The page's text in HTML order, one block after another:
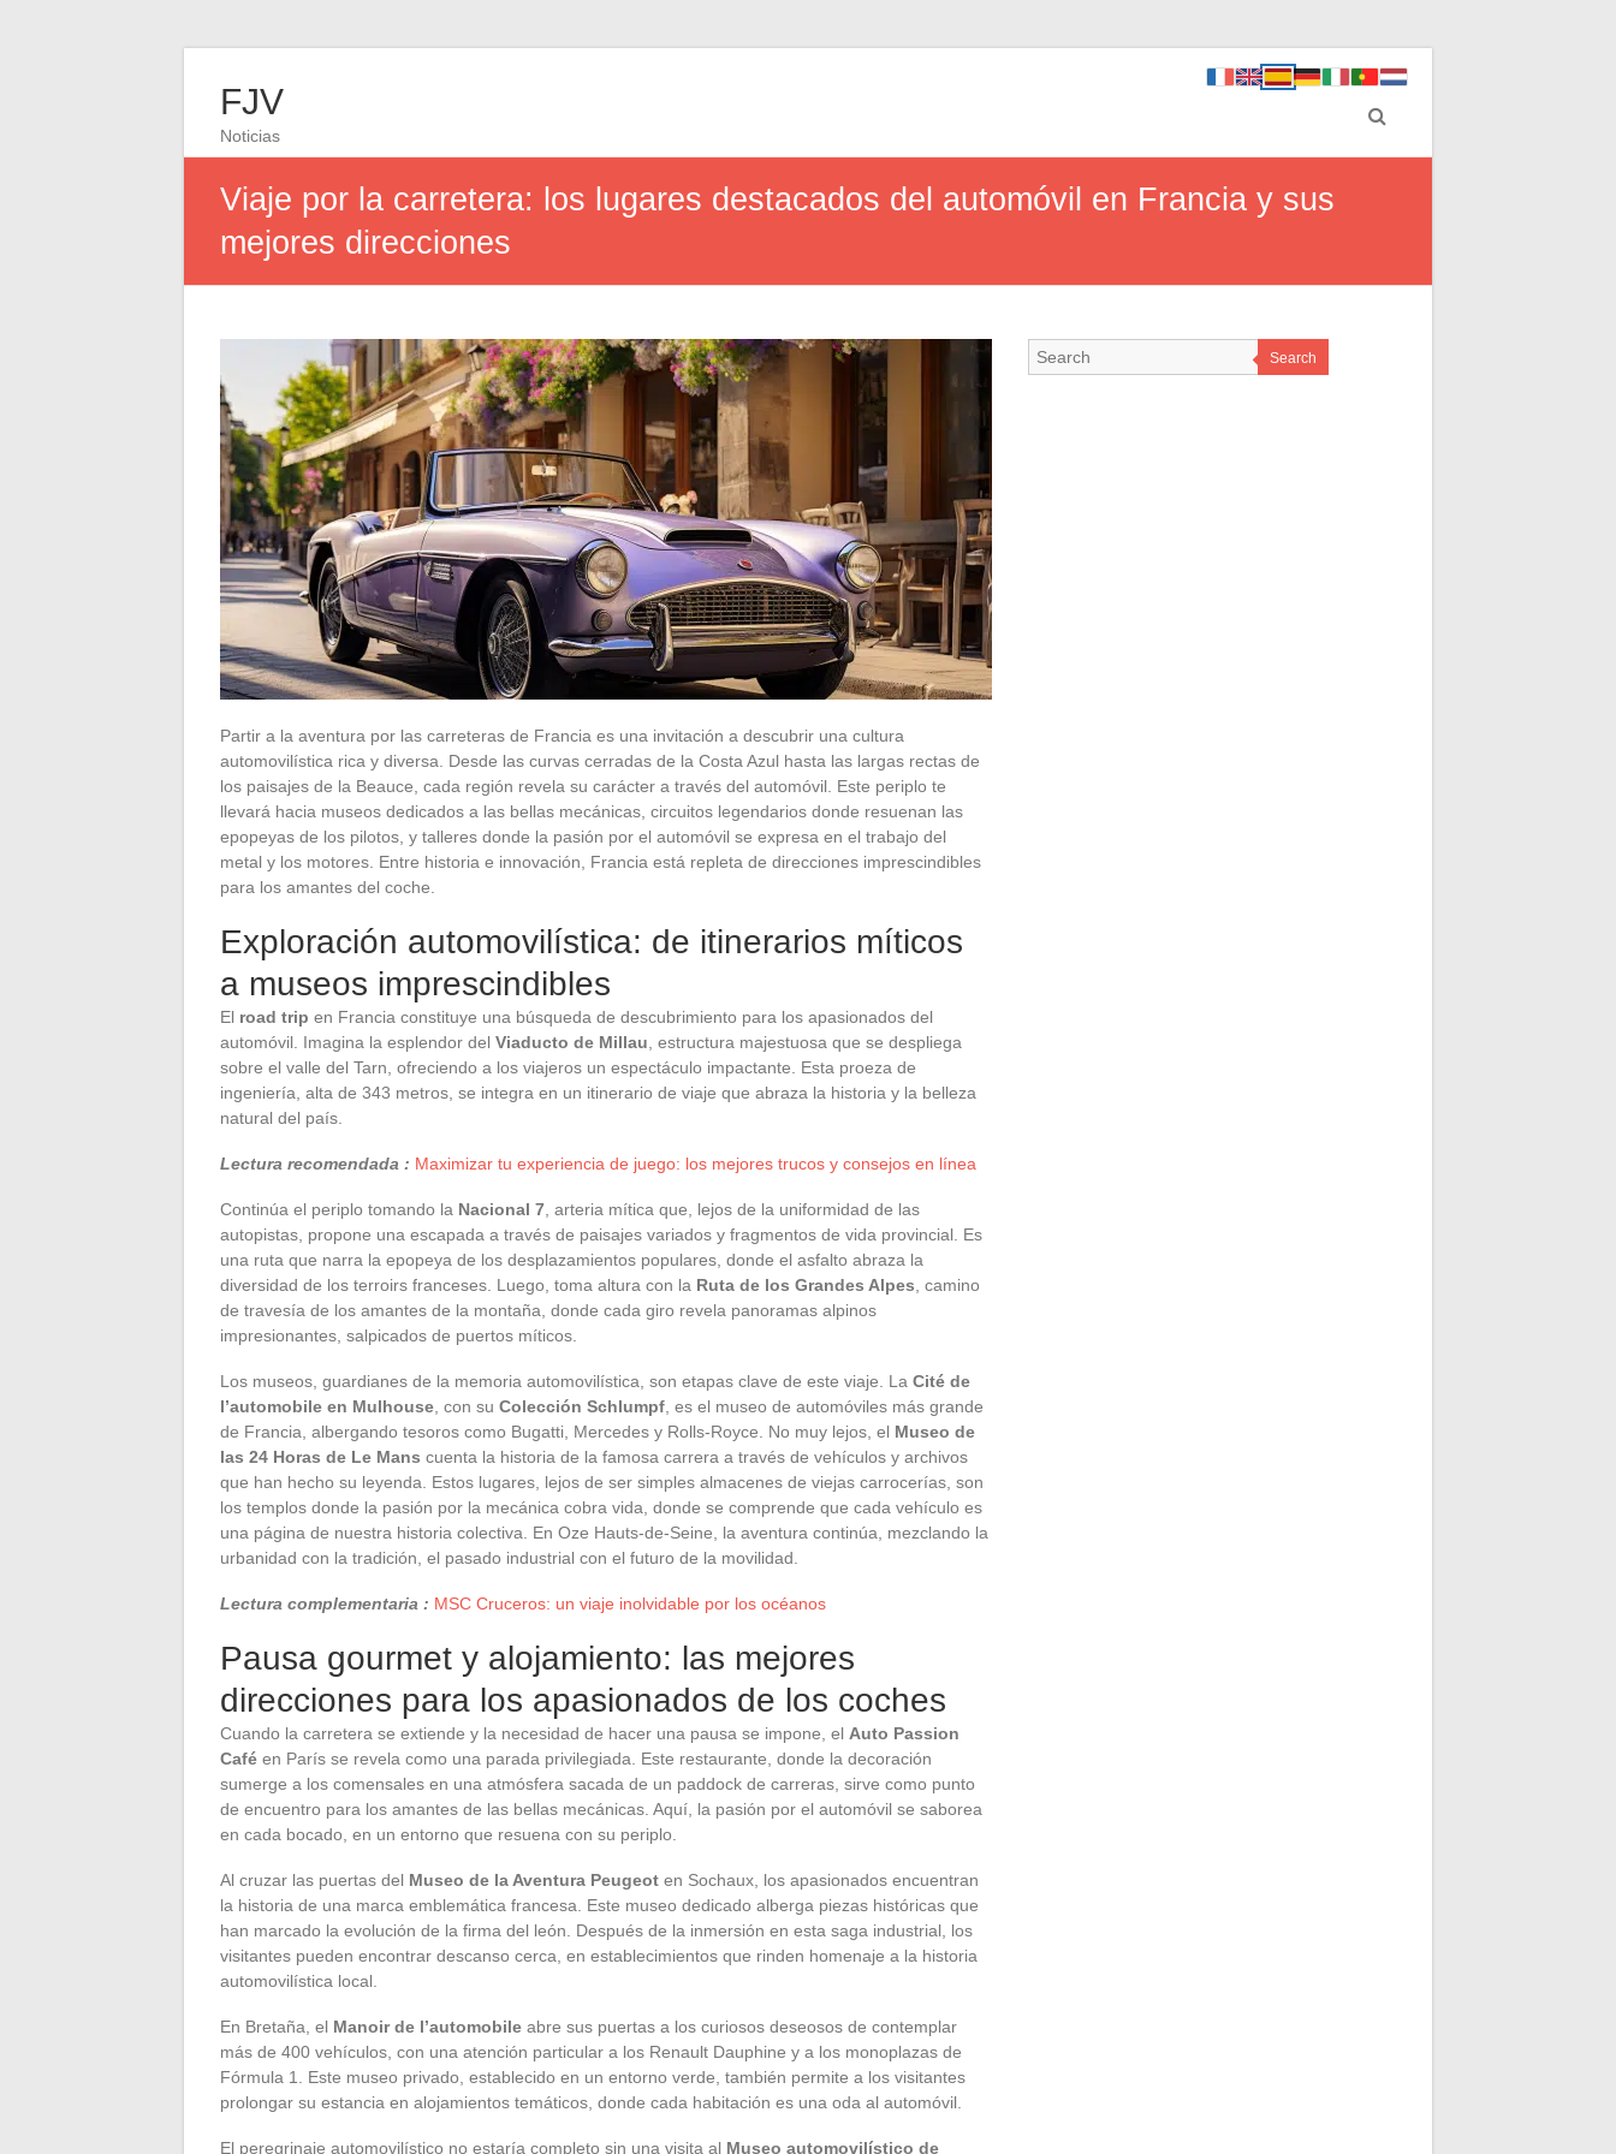
FJV
Noticias
Viaje por la carretera: los lugares destacados del automóvil en Francia y sus
mejores direcciones
Partir a la aventura por las carreteras de Francia es una invitación a descubrir una cultura
automovilística rica y diversa. Desde las curvas cerradas de la Costa Azul hasta las largas rectas de
los paisajes de la Beauce, cada región revela su carácter a través del automóvil. Este periplo te
llevará hacia museos dedicados a las bellas mecánicas, circuitos legendarios donde resuenan las
epopeyas de los pilotos, y talleres donde la pasión por el automóvil se expresa en el trabajo del
metal y los motores. Entre historia e innovación, Francia está repleta de direcciones imprescindibles
para los amantes del coche.
Exploración automovilística: de itinerarios míticos
a museos imprescindibles
El road trip en Francia constituye una búsqueda de descubrimiento para los apasionados del
automóvil. Imagina la esplendor del Viaducto de Millau , estructura majestuosa que se despliega
sobre el valle del Tarn, ofreciendo a los viajeros un espectáculo impactante. Esta proeza de
ingeniería, alta de 343 metros, se integra en un itinerario de viaje que abraza la historia y la belleza
natural del país.
Lectura recomendada : Maximizar tu experiencia de juego: los mejores trucos y consejos en línea
Continúa el periplo tomando la Nacional 7 , arteria mítica que, lejos de la uniformidad de las
autopistas, propone una escapada a través de paisajes variados y fragmentos de vida provincial. Es
una ruta que narra la epopeya de los desplazamientos populares, donde el asfalto abraza la
diversidad de los terroirs franceses. Luego, toma altura con la Ruta de los Grandes Alpes , camino
de travesía de los amantes de la montaña, donde cada giro revela panoramas alpinos
impresionantes, salpicados de puertos míticos.
Los museos, guardianes de la memoria automovilística, son etapas clave de este viaje. La Cité de
l’automobile en Mulhouse , con su Colección Schlumpf , es el museo de automóviles más grande
de Francia, albergando tesoros como Bugatti, Mercedes y Rolls-Royce. No muy lejos, el Museo de
las 24 Horas de Le Mans cuenta la historia de la famosa carrera a través de vehículos y archivos
que han hecho su leyenda. Estos lugares, lejos de ser simples almacenes de viejas carrocerías, son
los templos donde la pasión por la mecánica cobra vida, donde se comprende que cada vehículo es
una página de nuestra historia colectiva. En Oze Hauts-de-Seine, la aventura continúa, mezclando la
urbanidad con la tradición, el pasado industrial con el futuro de la movilidad.
Lectura complementaria : MSC Cruceros: un viaje inolvidable por los océanos
Pausa gourmet y alojamiento: las mejores
direcciones para los apasionados de los coches
Cuando la carretera se extiende y la necesidad de hacer una pausa se impone, el Auto Passion
Café en París se revela como una parada privilegiada. Este restaurante, donde la decoración
sumerge a los comensales en una atmósfera sacada de un paddock de carreras, sirve como punto
de encuentro para los amantes de las bellas mecánicas. Aquí, la pasión por el automóvil se saborea
en cada bocado, en un entorno que resuena con su periplo.
Al cruzar las puertas del Museo de la Aventura Peugeot en Sochaux, los apasionados encuentran
la historia de una marca emblemática francesa. Este museo dedicado alberga piezas históricas que
han marcado la evolución de la firma del león. Después de la inmersión en esta saga industrial, los
visitantes pueden encontrar descanso cerca, en establecimientos que rinden homenaje a la historia
automovilística local.
En Bretaña, el Manoir de l’automobile abre sus puertas a los curiosos deseosos de contemplar
más de 400 vehículos, con una atención particular a los Renault Dauphine y a los monoplazas de
Fórmula 1. Este museo privado, establecido en un entorno verde, también permite a los visitantes
prolongar su estancia en alojamientos temáticos, donde cada habitación es una oda al automóvil.
El peregrinaje automovilístico no estaría completo sin una visita al Museo automovilístico de
Search